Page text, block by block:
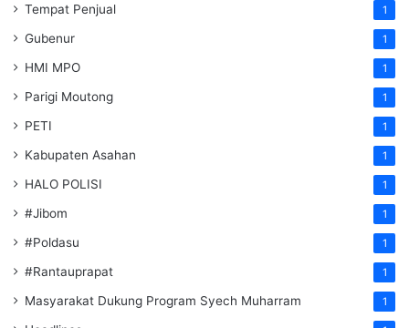
Tempat Penjual 1
Gubenur 1
HMI MPO 1
Parigi Moutong 1
PETI 1
Kabupaten Asahan 1
HALO POLISI 1
#Jibom 1
#Poldasu 1
#Rantauprapat 1
Masyarakat Dukung Program Syech Muharram 1